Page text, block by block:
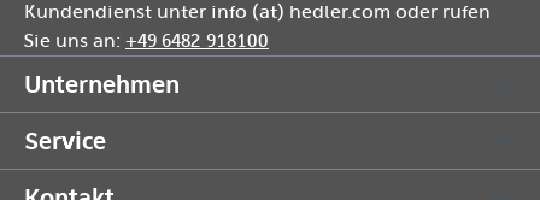
Kundendienst unter info (at) hedler.com oder rufen
Sie uns an: +49 6482 918100
Unternehmen
Service